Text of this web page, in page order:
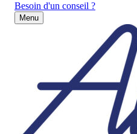
Besoin d'un conseil ?
Menu